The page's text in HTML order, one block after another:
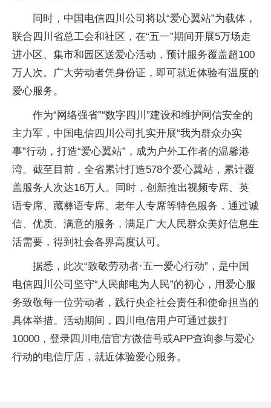
同时，中国电信四川公司将以“爱心翼站”为载体，
联合四川省总工会和社区，在“五一”期间开展5万场走
进小区、集市和园区送爱心活动，预计服务覆盖超100
万人次。广大劳动者凭身份证，即可就近体验有温度的
爱心服务。
作为“网络强省”“数字四川”建设和维护网信安全的
主力军，中国电信四川公司扎实开展“我为群众办实
事”行动，打造“爱心翼站”，成为户外工作者的温馨港
湾。截至目前，全省累计打造578个爱心翼站，累计覆
盖服务人次达16万人。同时，创新推出视频专席、英
语专席、藏彝语专席、老年人专席等特色服务，通过诚
信、优质、满意的服务，满足广大人民群众美好信息生
活需要，得到社会各界高度认可。
据悉，此次“致敬劳动者·五一爱心行动”，是中国
电信四川公司坚守“人民邮电为人民”的初心，用爱心服
务致敬每一位劳动者，践行央企社会责任和使命担当的
具体举措。活动期间，四川电信用户可通过拨打
10000，登录四川电信官方微信号或APP查询参与爱心
行动的电信厅店，就近体验爱心服务。